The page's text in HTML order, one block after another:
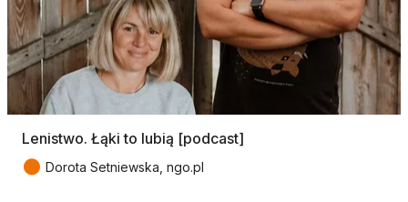
Lenistwo. Łąki to lubią [podcast]
● Dorota Setniewska, ngo.pl